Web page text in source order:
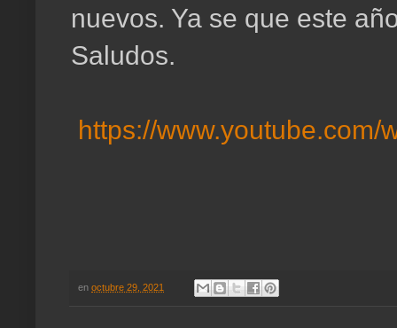
nuevos. Ya se que este
Saludos.
https://www.youtube.com/
en octubre 29, 2021